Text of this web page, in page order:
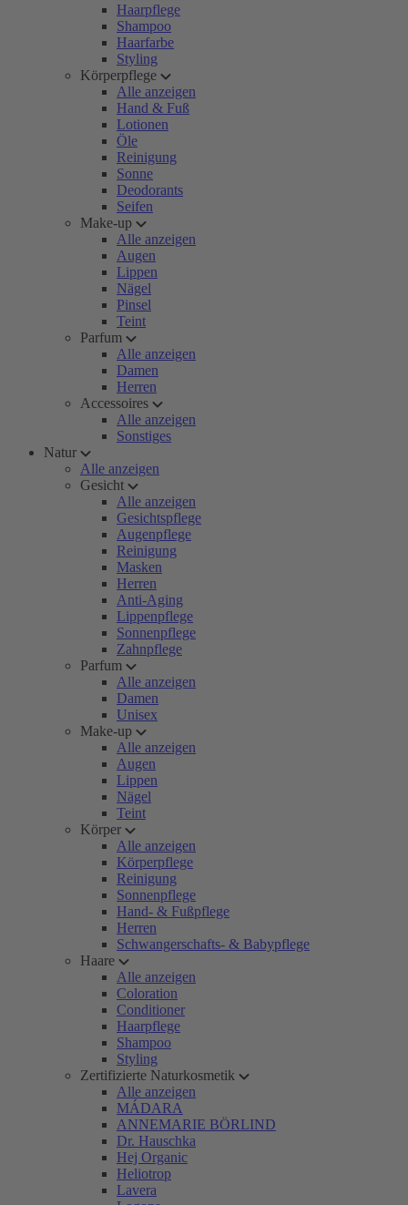
Haarpflege
Shampoo
Haarfarbe
Styling
Körperpflege
Alle anzeigen
Hand & Fuß
Lotionen
Öle
Reinigung
Sonne
Deodorants
Seifen
Make-up
Alle anzeigen
Augen
Lippen
Nägel
Pinsel
Teint
Parfum
Alle anzeigen
Damen
Herren
Accessoires
Alle anzeigen
Sonstiges
Natur
Alle anzeigen
Gesicht
Alle anzeigen
Gesichtspflege
Augenpflege
Reinigung
Masken
Herren
Anti-Aging
Lippenpflege
Sonnenpflege
Zahnpflege
Parfum
Alle anzeigen
Damen
Unisex
Make-up
Alle anzeigen
Augen
Lippen
Nägel
Teint
Körper
Alle anzeigen
Körperpflege
Reinigung
Sonnenpflege
Hand- & Fußpflege
Herren
Schwangerschafts- & Babypflege
Haare
Alle anzeigen
Coloration
Conditioner
Haarpflege
Shampoo
Styling
Zertifizierte Naturkosmetik
Alle anzeigen
MÁDARA
ANNEMARIE BÖRLIND
Dr. Hauschka
Hej Organic
Heliotrop
Lavera